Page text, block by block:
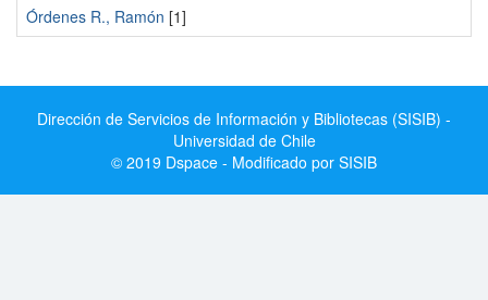
Órdenes R., Ramón [1]
Dirección de Servicios de Información y Bibliotecas (SISIB) -
Universidad de Chile
© 2019 Dspace - Modificado por SISIB